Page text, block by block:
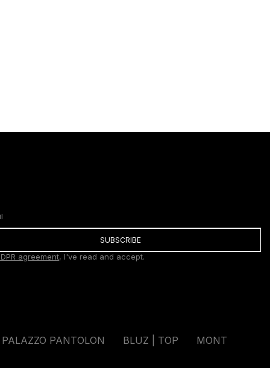
SUBSCRIBE
agreement, I've read and accept.
PALAZZO PANTOLON BLUZ | TOP
MONT